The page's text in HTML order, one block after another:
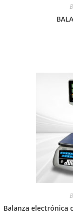
Balanza electrónica